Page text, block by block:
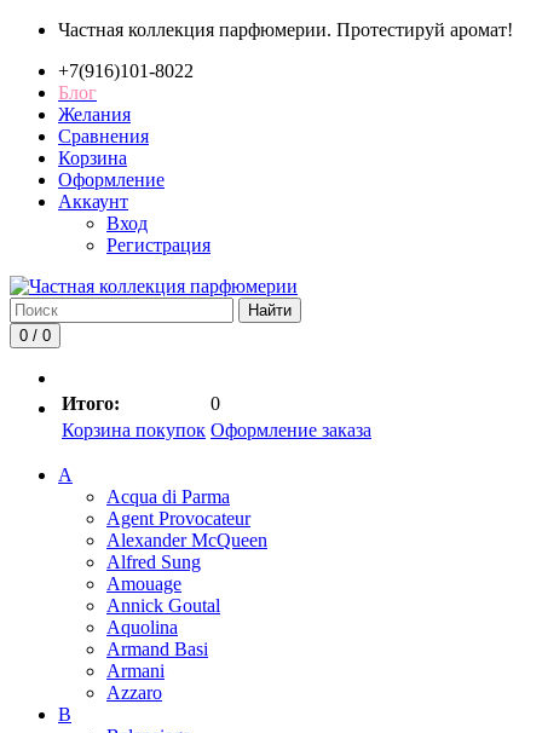
Частная коллекция парфюмерии. Протестируй аромат!
+7(916)101-8022
Блог
Желания
Сравнения
Корзина
Оформление
Аккаунт
Вход
Регистрация
Найти
0 / 0
Итого:
0
Корзина покупок Оформление заказа
A
Acqua di Parma
Agent Provocateur
Alexander McQueen
Alfred Sung
Amouage
Annick Goutal
Aquolina
Armand Basi
Armani
Azzaro
B